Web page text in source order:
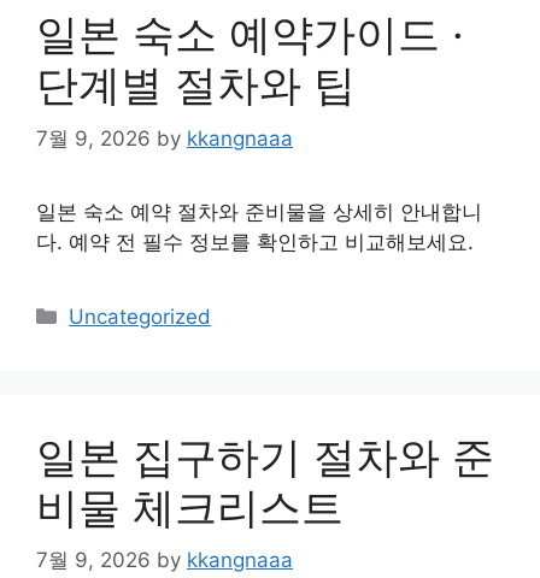
일본 숙소 예약가이드 ·
단계별 절차와 팁
7월 9, 2026 by kkangnaaa
일본 숙소 예약 절차와 준비물을 상세히 안내합니
다. 예약 전 필수 정보를 확인하고 비교해보세요.
Categories
Uncategorized
일본 집구하기 절차와 준
비물 체크리스트
7월 9, 2026 by kkangnaaa